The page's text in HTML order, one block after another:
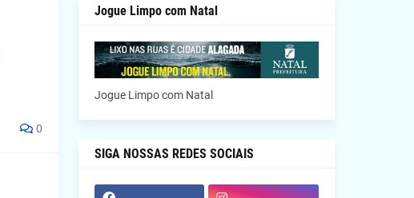
0
Jogue Limpo com Natal
Jogue Limpo com Natal
SIGA NOSSAS REDES SOCIAIS